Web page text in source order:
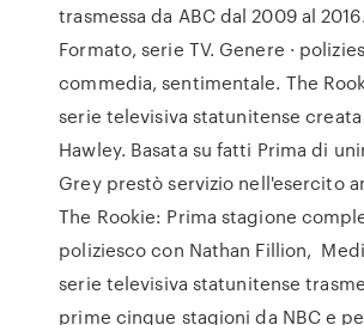
trasmessa da ABC dal 2009 al
Formato, serie TV. Genere ·
commedia, sentimentale. The
serie televisiva statunitense
Hawley. Basata su fatti Prima di
Grey prestò servizio nell'esercito
The Rookie: Prima stagione
poliziesco con Nathan Fillion,
serie televisiva statunitense
prime cinque stagioni da NBC e